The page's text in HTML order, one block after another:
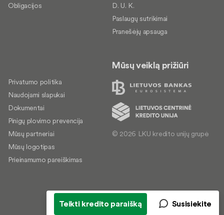
Obligacijos
D. U. K.
Paslaugų sutrikimai
Pranešėjų apsauga
Privatumo politika
Naudojami slapukai
Dokumentai
Pinigų plovimo prevencija
Mūsų partneriai
Mūsų logotipas
Prieinamumo pareiškimas
Mūsų veiklą prižiūri
© 2026 LKU kredito unijų grupė
Teikti kredito paraišką Susisiekite